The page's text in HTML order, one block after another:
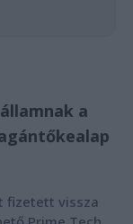
a
fizetett vissza